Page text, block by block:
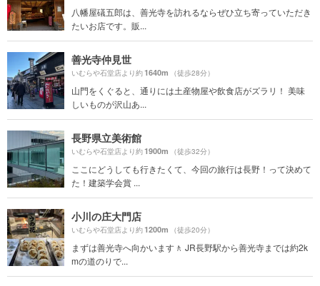
八幡屋礒五郎は、善光寺を訪れるならぜひ立ち寄っていただき
たいお店です。販...
善光寺仲見世
いむらや石堂店より約1640m （徒歩28分）
山門をくぐると、通りには土産物屋や飲食店がズラリ！ 美味
しいものが沢山あ...
長野県立美術館
いむらや石堂店より約1900m （徒歩32分）
ここにどうしても行きたくて、今回の旅行は長野！って決めて
た！建築学会賞 ...
小川の庄大門店
いむらや石堂店より約1200m （徒歩20分）
まずは善光寺へ向かいます🚶 JR長野駅から善光寺までは約2k
mの道のりで...